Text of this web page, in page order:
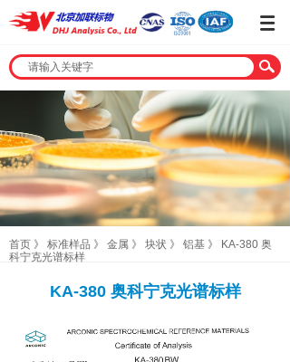
首页 》 标准样品 》 金属 》 块状 》 铝基 》
KA-380 奥
科宁克光谱标样
KA-380 奥科宁克光谱标样